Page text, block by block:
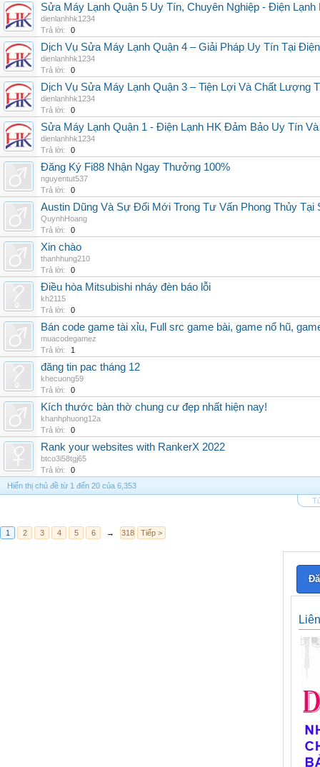
Sửa Máy Lạnh Quận 5 Uy Tín, Chuyên Nghiệp - Điện
dienlanhhk1234
Trả lời:
0
Dịch Vụ Sửa Máy Lạnh Quận 4 – Giải Pháp Uy Tín Tại
dienlanhhk1234
Trả lời:
0
Dịch Vụ Sửa Máy Lạnh Quận 3 – Tiện Lợi Và Chất Lượng
dienlanhhk1234
Trả lời:
0
Sửa Máy Lạnh Quận 1 - Điện Lạnh HK Đảm Bảo Uy Tín
dienlanhhk1234
Trả lời:
0
Đăng Ký Fi88 Nhận Ngay Thưởng 100%
nguyentut537
Trả lời:
0
Austin Dũng Và Sự Đổi Mới Trong Tư Vấn Phong Thủy Tại
QuynhHoang
Trả lời:
0
Xin chào
thanhhung210
Trả lời:
0
Điều hòa Mitsubishi nháy đèn báo lỗi
kh2115
Trả lời:
0
Bán code game tài xỉu, Full src game bài, game nổ hũ,
muacodegamez
Trả lời:
1
đăng tin pac tháng 12
khecuong59
Trả lời:
0
Kích thước bàn thờ chung cư đẹp nhất hiện nay!
khanhphuong12a
Trả lời:
0
Rank your websites with RankerX 2022
btco3i58tgj65
Trả lời:
0
Hiển thị chủ đề từ 1 đến 20 của 6,353
1 2 3 4 5 6 → 318 Tiếp >